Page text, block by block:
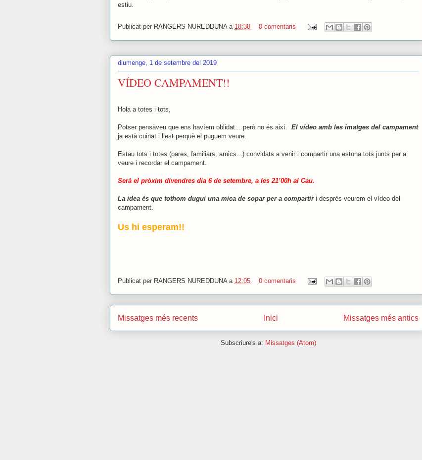
estiu.
Publicat per RANGERS NUREDDUNA a 18:38 0 comentaris
diumenge, 1 de setembre del 2019
VÍDEO CAMPAMENT!!
Hola a totes i tots,
Potser pensàveu que ens havíem oblidat... però no és així.
El vídeo amb les imatges del campament
ja està cuinat i llest perquè el puguem veure.
Estau tots i totes (pares, familiars, amics...) convidats a venir i compartir una estona tots junts per a
veure i recordar el campament.
Serà el pròxim divendres dia 6 de setembre, a les 21’00h al Cau.
La idea és que tothom dugui una mica de sopar per a compartiri després veurem el vídeo del
campament.
Us hi esperam!!
Publicat per RANGERS NUREDDUNA a 12:05 0 comentaris
Missatges més recents Missatges més antics
Inici
Subscriure's a: Missatges (Atom)